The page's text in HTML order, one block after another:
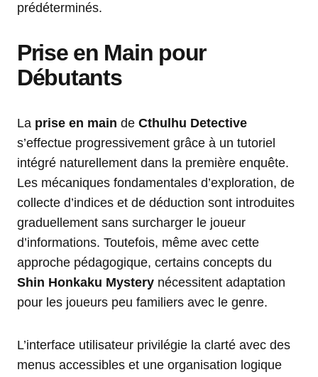
prédéterminés.
Prise en Main pour
Débutants
La prise en main de Cthulhu Detective
s’effectue progressivement grâce à un tutoriel
intégré naturellement dans la première enquête.
Les mécaniques fondamentales d’exploration, de
collecte d’indices et de déduction sont introduites
graduellement sans surcharger le joueur
d’informations. Toutefois, même avec cette
approche pédagogique, certains concepts du
Shin Honkaku Mystery nécessitent adaptation
pour les joueurs peu familiers avec le genre.
L’interface utilisateur privilégie la clarté avec des
menus accessibles et une organisation logique